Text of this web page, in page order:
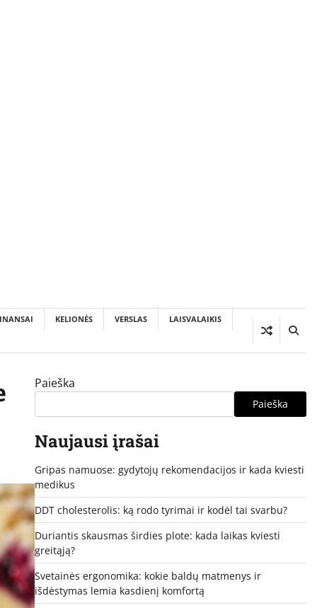
KELIONĖS VERSLAS LAISVALAIKIS
Paieška
Paieška
Naujausi įrašai
Gripas namuose: gydytojų rekomendacijos ir kada kviesti
medikus
DDT cholesterolis: ką rodo tyrimai ir kodėl tai svarbu?
Duriantis skausmas širdies plote: kada laikas kviesti
greitąją?
Svetainės ergonomika: kokie baldų matmenys ir
išdėstymas lemia kasdienį komfortą